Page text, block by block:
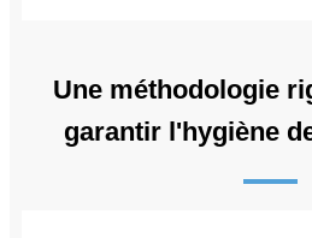
Une méthodologie
garantir l'hygiène